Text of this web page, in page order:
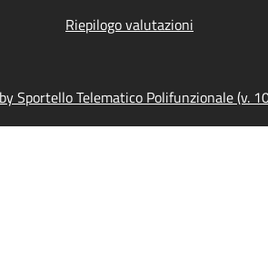
Riepilogo valutazioni
Sportello Telematico Polifunzionale (v.